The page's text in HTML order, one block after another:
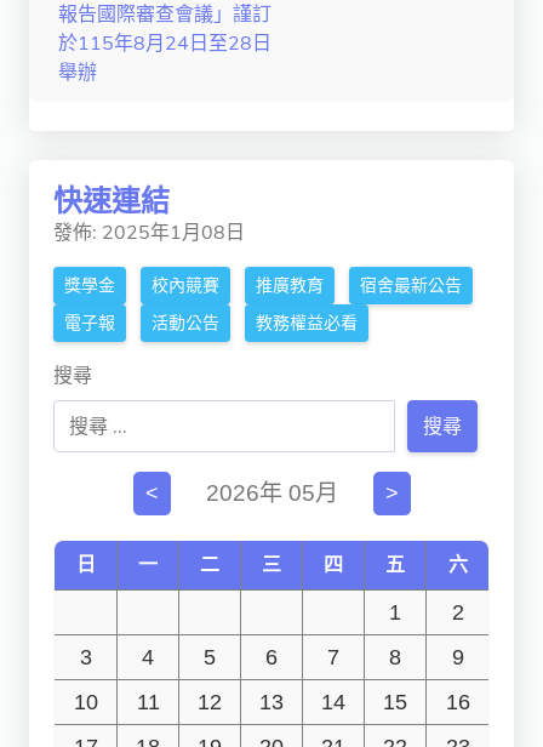
通識教學部
獨立學術單位
報告國際審查會議」謹訂
於115年8月24日至28日
舉辦
快速連結
發佈: 2025年1月08日
獎學金 校內競賽 推廣教育
宿舍最新公告
電子報
活動公告 教務權益必看
搜尋
搜尋
< 2026年 05月 >
日 一 二 三 四 五 六
1
2
3
4 5 6 7 8
9
10
11 12 13 14 15
16